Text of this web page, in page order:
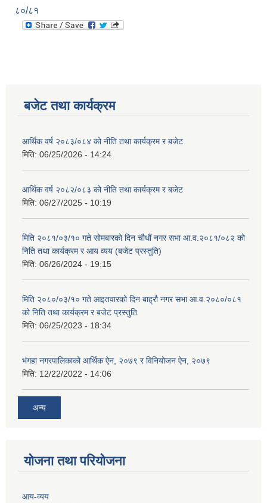
८०/८१
बजेट तथा कार्यक्रम
आर्थिक वर्ष २०८३/०८४ को नीति तथा कार्यक्रम र बजेट
मिति: 06/25/2026 - 14:24
आर्थिक वर्ष २०८२/०८३ को नीति तथा कार्यक्रम र बजेट
मिति: 06/27/2025 - 10:19
मिति २०८१/०३/१० गते सोमबारको दिन चौधौं नगर सभा आ.व.२०८१/०८२ को
निति तथा कार्यक्रम र आय व्यय (बजेट प्रस्तुति)
मिति: 06/26/2024 - 19:15
मिति २०८०/०३/१० गते आइतवारको दिन बाह्रौ नगर सभा आ.व.२०८०/०८१
को निति तथा कार्यक्रम र बजेट प्रस्तुति
मिति: 06/25/2023 - 18:34
भंगहा नगरपालिकाको आर्थिक ऐन, २०७९ र विनियोजन ऐन, २०७९
मिति: 12/22/2022 - 14:06
अन्य
योजना तथा परियोजना
आय-व्यय